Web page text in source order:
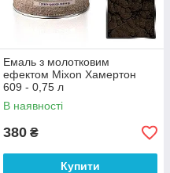
Емаль з молотковим
ефектом Mixon Хамертон
609 - 0,75 л
В наявності
380 ₴
Купити